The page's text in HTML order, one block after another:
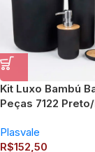
Kit Luxo Bambú
Peças 7122
Plasvale
R$152,50